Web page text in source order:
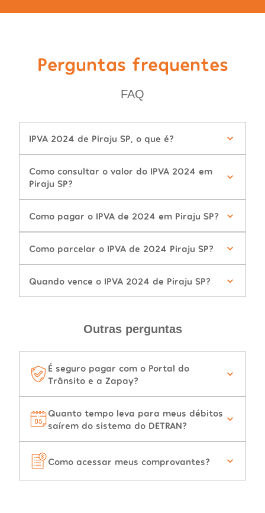
Perguntas frequentes
FAQ
IPVA 2024 de Piraju SP, o que é?
Como consultar o valor do IPVA 2024 em
Piraju SP?
Como pagar o IPVA de 2024 em Piraju SP?
Como parcelar o IPVA de 2024 Piraju SP?
Quando vence o IPVA 2024 de Piraju SP?
Outras perguntas
É seguro pagar com o Portal do
Trânsito e a Zapay?
Quanto tempo leva para meus débitos
saírem do sistema do DETRAN?
Como acessar meus comprovantes?